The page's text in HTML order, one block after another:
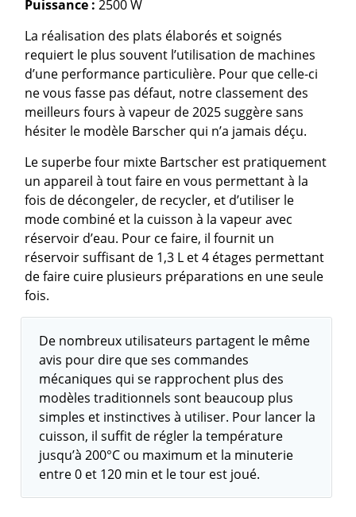
Puissance :2500 W
La réalisation des plats élaborés et soignés
requiert le plus souvent l’utilisation de machines
d’une performance particulière. Pour que celle-ci
ne vous fasse pas défaut, notre classement des
meilleurs fours à vapeur de 2025 suggère sans
hésiter le modèle Barscher qui n’a jamais déçu.
Le superbe four mixte Bartscher est pratiquement
un appareil à tout faire en vous permettant à la
fois de décongeler, de recycler, et d’utiliser le
mode combiné et la cuisson à la vapeur avec
réservoir d’eau. Pour ce faire, il fournit un
réservoir suffisant de 1,3 L et 4 étages permettant
de faire cuire plusieurs préparations en une seule
fois.
De nombreux utilisateurs partagent le même
avis pour dire que ses commandes
mécaniques qui se rapprochent plus des
modèles traditionnels sont beaucoup plus
simples et instinctives à utiliser. Pour lancer la
cuisson, il suffit de régler la température
jusqu’à 200°C ou maximum et la minuterie
entre 0 et 120 min et le tour est joué.